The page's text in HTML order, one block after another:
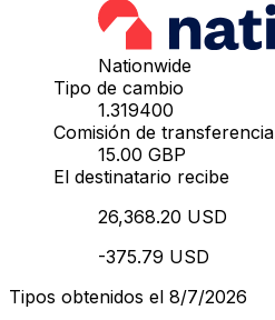
Nationwide
Tipo de cambio
1.319400
Comisión de transferencia
15.00 GBP
El destinatario recibe
26,368.20 USD
-375.79 USD
Tipos obtenidos el 8/7/2026